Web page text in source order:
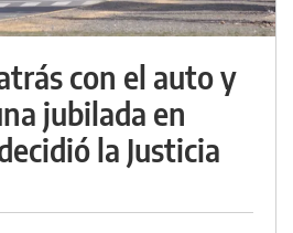
con el auto y
jubilada en
la Justicia